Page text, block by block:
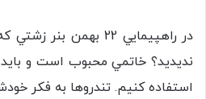
در راهپيمايي 22 بهمن
نديديد؟ خاتمي محبوب است و
استفاده کنیم. تندروها به فكر